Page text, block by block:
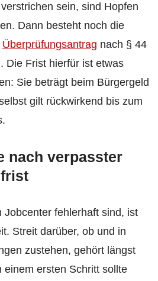
sein, sind Hopfen
Dann besteht noch die
Überprüfungsantrag nach § 44
Die Frist hierfür ist etwas
Sie beträgt beim Bürgergeld
gilt rückwirkend bis zum
nach verpasster
Jobcenter fehlerhaft sind, ist
Streit darüber, ob und in
zustehen, gehört längst
einem ersten Schritt sollte